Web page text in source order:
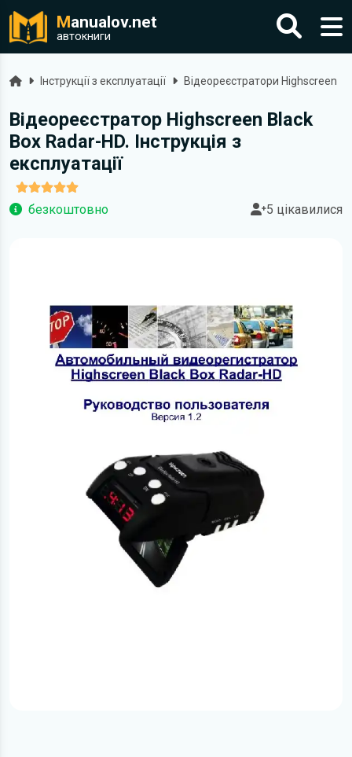
Manualov.net
автокниги
ГоловнаІнструкції з експлуатації Відеореєстратори Highscreen
Відеореєстратор Highscreen Black
Box Radar-HD. Інструкція з
експлуатації
безкоштовно 5 цікавилися